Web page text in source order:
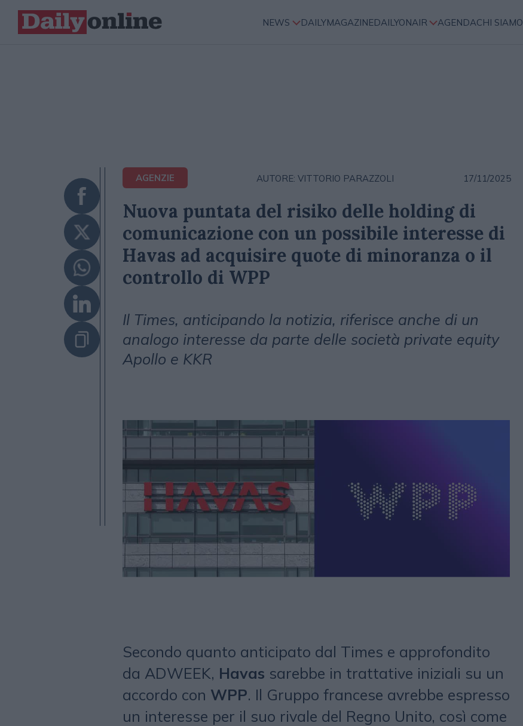
NEWS DAILYMAGAZINEDAILYONAIR AGENDACHI SIAMO
AGENZIE AUTORE: VITTORIO PARAZZOLI 17/11/2025
Nuova puntata del risiko delle holding di
comunicazione con un possibile interesse di
Havas ad acquisire quote di minoranza o il
controllo di WPP
Il Times, anticipando la notizia, riferisce anche di un
analogo interesse da parte delle società private equity
Apollo e KKR
Secondo quanto anticipato dal Times e approfondito
da ADWEEK, Havas sarebbe in trattative iniziali su un
accordo con WPP. Il Gruppo francese avrebbe espresso
un interesse per il suo rivale del Regno Unito, così come